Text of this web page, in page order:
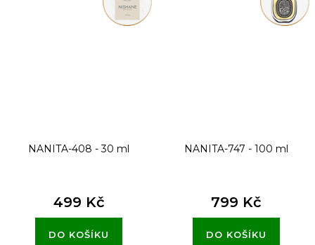
NANITA-408 - 30 ml
499 Kč
DO KOŠÍKU
NANITA-747 - 100 ml
799 Kč
DO KOŠÍKU